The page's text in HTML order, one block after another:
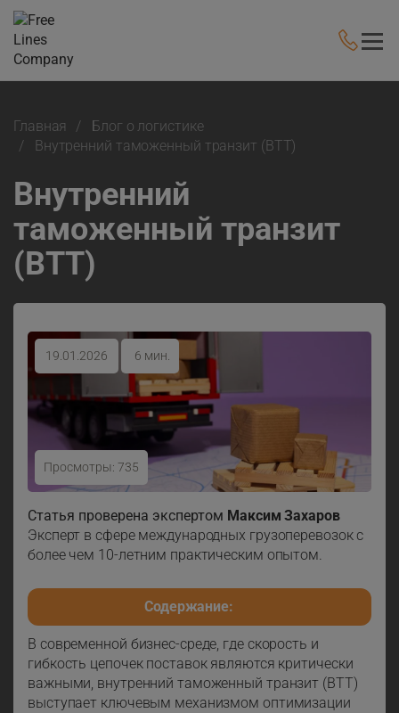
Главная
Блог о логистике
Внутренний таможенный транзит (ВТТ)
Внутренний
таможенный транзит
(ВТТ)
19.01.2026 6 мин.
Просмотры: 735
Статья проверена экспертом Максим Захаров
Эксперт в сфере международных грузоперевозок с
более чем 10-летним практическим опытом.
Содержание:
В современной бизнес-среде, где скорость и
гибкость цепочек поставок являются критически
важными, внутренний таможенный транзит (ВТТ)
выступает ключевым механизмом оптимизации